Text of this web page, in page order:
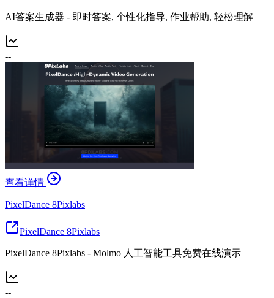
AI答案生成器 - 即时答案, 个性化指导, 作业帮助, 轻松理解
--
查看详情
PixelDance 8Pixlabs
PixelDance 8Pixlabs
PixelDance 8Pixlabs - Molmo 人工智能工具免费在线演示
--